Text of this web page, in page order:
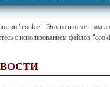
"cookie". Это позволяет нам
с использованием файлов